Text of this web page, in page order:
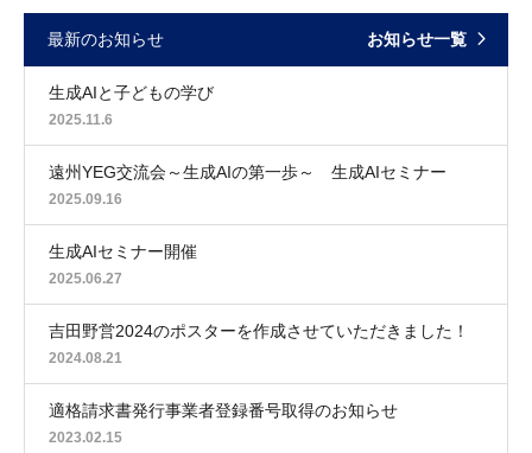
最新のお知らせ お知らせ一覧
生成AIと子どもの学び
2025.11.6
遠州YEG交流会～生成AIの第一歩～ 生成AIセミナー
2025.09.16
生成AIセミナー開催
2025.06.27
吉田野営2024のポスターを作成させていただきました！
2024.08.21
適格請求書発行事業者登録番号取得のお知らせ
2023.02.15